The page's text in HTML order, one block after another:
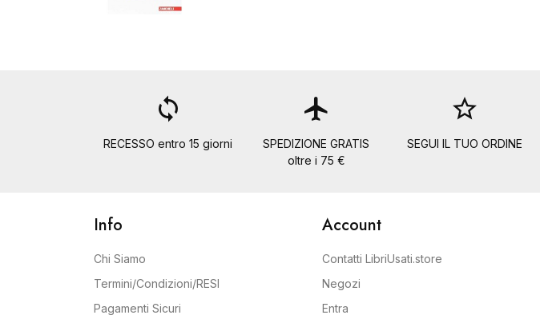
loop
RECESSO entro 15 giorni
flight
SPEDIZIONE GRATIS
oltre i 75 €
star_border
SEGUI IL TUO ORDINE
Info
Chi Siamo
Termini/Condizioni/RESI
Pagamenti Sicuri
Account
Contatti LibriUsati.store
Negozi
Entra